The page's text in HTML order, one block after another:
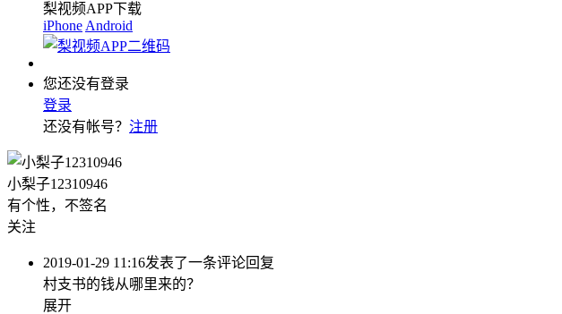
梨视频APP下载
iPhone Android
您还没有登录
登录
还没有帐号？ 注册
小梨子12310946
有个性，不签名
关注
2019-01-29 11:16发表了一条评论回复
村支书的钱从哪里来的？
展开